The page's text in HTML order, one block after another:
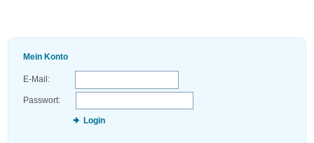
Mein Konto
E-Mail:
Passwort:
Login